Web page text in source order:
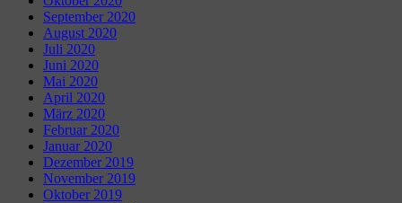
September 2020
August 2020
Juli 2020
Juni 2020
Mai 2020
April 2020
März 2020
Februar 2020
Januar 2020
Dezember 2019
November 2019
Oktober 2019